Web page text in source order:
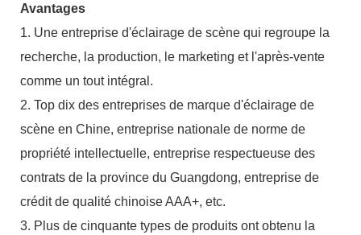
Avantages
1. Une entreprise d'éclairage de scène qui regroupe la
recherche, la production, le marketing et l'après-vente
comme un tout intégral.
2. Top dix des entreprises de marque d'éclairage de
scène en Chine, entreprise nationale de norme de
propriété intellectuelle, entreprise respectueuse des
contrats de la province du Guangdong, entreprise de
crédit de qualité chinoise AAA+, etc.
3. Plus de cinquante types de produits ont obtenu la